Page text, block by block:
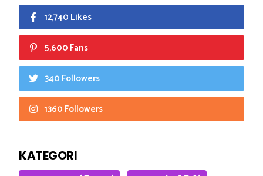
12,740 Likes
5,600 Fans
340 Followers
1360 Followers
KATEGORI